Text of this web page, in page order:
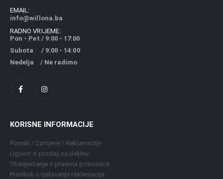
EMAIL:
info@willona.ba
RADNO VRIJEME:
Pon - Pet / 9:00 - 17:00
Subota / 9:00 - 14:00
Nedelja / Ne radimo
KORISNE INFORMACIJE
Povrati / Zamjene / Reklamacije
Ugovor o prodaji na daljinu
Obavjestenje o pravima potrosaca
Pravilnik o rješavanju reklamacija